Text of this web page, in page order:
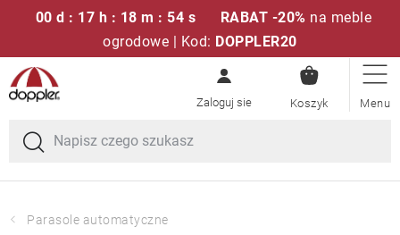
00 d : 17 h : 18 m : 54 s RABAT -20% na meble
ogrodowe | Kod: DOPPLER20
Przejść
do
treści
KOSZYK
Zestawy sof
Parasole ogrodowe
Parasole automatyczne